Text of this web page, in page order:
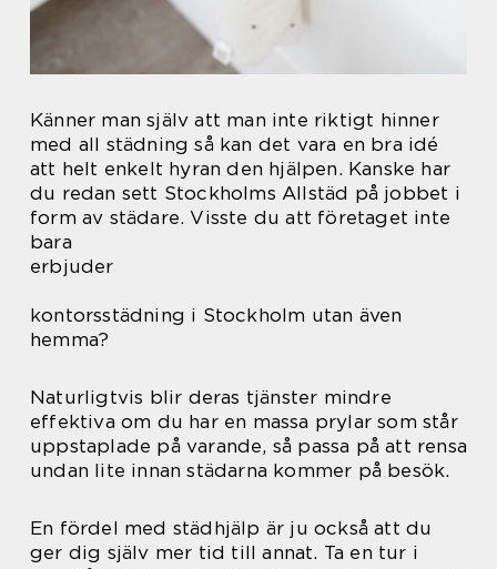
Känner man själv att man inte riktigt hinner
med all städning så kan det vara en bra idé
att helt enkelt hyran den hjälpen. Kanske har
du redan sett Stockholms Allstäd på jobbet i
form av städare. Visste du att företaget inte
bara
erbjuder
kontorsstädning i Stockholm utan även
hemma?
Naturligtvis blir deras tjänster mindre
effektiva om du har en massa prylar som står
uppstaplade på varande, så passa på att rensa
undan lite innan städarna kommer på besök.
En fördel med städhjälp är ju också att du
ger dig själv mer tid till annat. Ta en tur i